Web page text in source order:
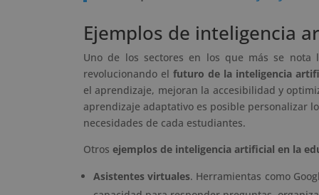
Ejemplos de inteligencia
Uno de los sectores en los que más se nota
revolucionando el futuro de la inteligencia
el aprendizaje, mejoran la accesibilidad y
aprendizaje adaptativo es posible personalizar
necesidades de cada estudiantes.
Otros ejemplos de inteligencia artificial en la
Asistentes virtuales. Herramientas como